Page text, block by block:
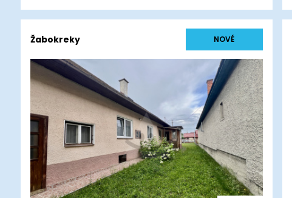
Žabokreky NOVÉ